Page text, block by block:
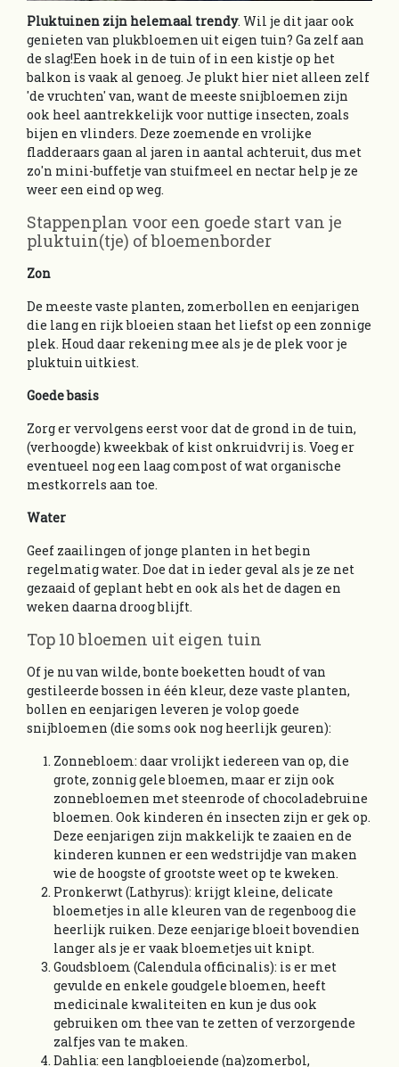
Pluktuinen zijn helemaal trendy. Wil je dit jaar ook
genieten van plukbloemen uit eigen tuin? Ga zelf aan
de slag!Een hoek in de tuin of in een kistje op het
balkon is vaak al genoeg. Je plukt hier niet alleen zelf
'de vruchten' van, want de meeste snijbloemen zijn
ook heel aantrekkelijk voor nuttige insecten, zoals
bijen en vlinders. Deze zoemende en vrolijke
fladderaars gaan al jaren in aantal achteruit, dus met
zo'n mini-buffetje van stuifmeel en nectar help je ze
weer een eind op weg.
Stappenplan voor een goede start van je
pluktuin(tje) of bloemenborder
Zon
De meeste vaste planten, zomerbollen en eenjarigen
die lang en rijk bloeien staan het liefst op een zonnige
plek. Houd daar rekening mee als je de plek voor je
pluktuin uitkiest.
Goede basis
Zorg er vervolgens eerst voor dat de grond in de tuin,
(verhoogde) kweekbak of kist onkruidvrij is. Voeg er
eventueel nog een laag compost of wat organische
mestkorrels aan toe.
Water
Geef zaailingen of jonge planten in het begin
regelmatig water. Doe dat in ieder geval als je ze net
gezaaid of geplant hebt en ook als het de dagen en
weken daarna droog blijft.
Top 10 bloemen uit eigen tuin
Of je nu van wilde, bonte boeketten houdt of van
gestileerde bossen in één kleur, deze vaste planten,
bollen en eenjarigen leveren je volop goede
snijbloemen (die soms ook nog heerlijk geuren):
Zonnebloem: daar vrolijkt iedereen van op, die
grote, zonnig gele bloemen, maar er zijn ook
zonnebloemen met steenrode of chocoladebruine
bloemen. Ook kinderen én insecten zijn er gek op.
Deze eenjarigen zijn makkelijk te zaaien en de
kinderen kunnen er een wedstrijdje van maken
wie de hoogste of grootste weet op te kweken.
Pronkerwt (Lathyrus): krijgt kleine, delicate
bloemetjes in alle kleuren van de regenboog die
heerlijk ruiken. Deze eenjarige bloeit bovendien
langer als je er vaak bloemetjes uit knipt.
Goudsbloem (Calendula officinalis): is er met
gevulde en enkele goudgele bloemen, heeft
medicinale kwaliteiten en kun je dus ook
gebruiken om thee van te zetten of verzorgende
zalfjes van te maken.
Dahlia: een langbloeiende (na)zomerbol,